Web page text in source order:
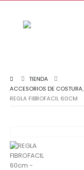
TIENDA
ACCESORIOS DE COSTURA,
REGLA FIBROFACIL 60CM